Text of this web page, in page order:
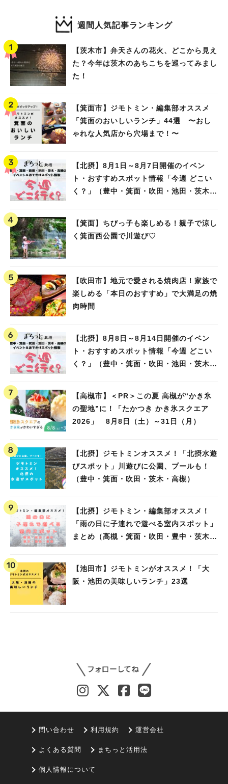
週間人気記事ランキング
【茨木市】弁天さんの花火、どこから見え
た？今年は茨木のあちこちを巡ってみまし
た！
【箕面市】ジモトミン・編集部オススメ
「箕面のおいしいランチ」44選 〜おし
ゃれな人気店から穴場まで！〜
【北摂】8月1日～8月7日開催のイベン
ト・おすすめスポット情報「今週 どこい
く？」（豊中・箕面・吹田・池田・茨木・
【箕面】ちびっ子も楽しめる！親子で涼し
く箕面西公園で川遊び♡
【吹田市】地元で愛される焼肉店！家族で
楽しめる「本日のおすすめ」で大満足の焼
肉時間
【北摂】8月8日～8月14日開催のイベン
ト・おすすめスポット情報「今週 どこい
く？」（豊中・箕面・吹田・池田・茨木・
【高槻市】＜PR＞この夏 高槻が“かき氷
の聖地”に！「たかつき かき氷スクエア
2026」 8月8日（土）～31日（月）
【北摂】ジモトミンオススメ！「北摂水遊
びスポット」川遊びに公園、プールも！
（豊中・箕面・吹田・茨木・高槻）
【北摂】ジモトミン・編集部オススメ！
「雨の日に子連れで遊べる室内スポット」
まとめ（高槻・箕面・吹田・豊中・茨木・
【池田市】ジモトミンがオススメ！「大
阪・池田の美味しいランチ」23選
問い合わせ 利用規約 運営会社
よくある質問 まちっと活用法
個人情報について